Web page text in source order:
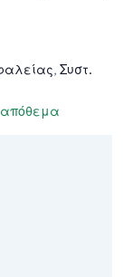
, Συστ.